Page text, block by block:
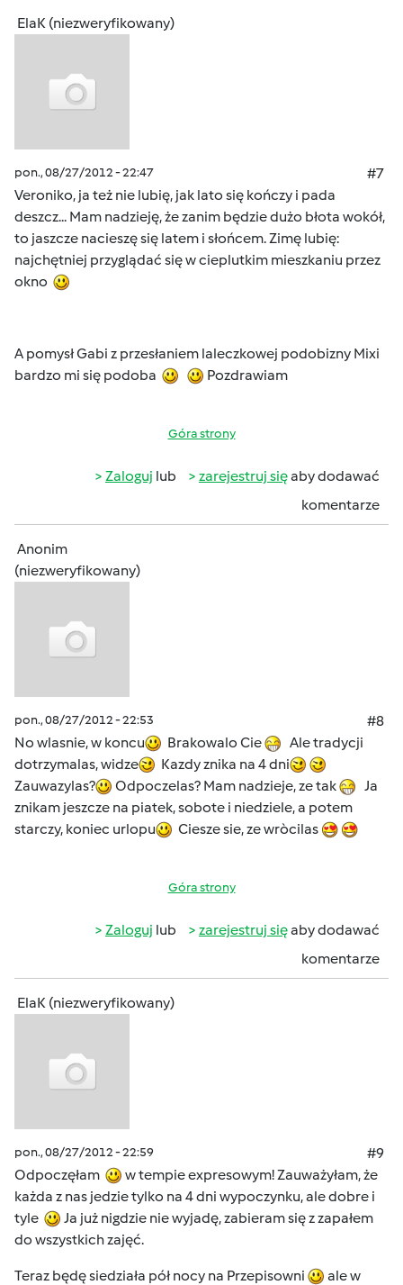
ElaK (niezweryfikowany)
pon., 08/27/2012 - 22:47
#7
Veroniko, ja też nie lubię, jak lato się kończy i pada
deszcz... Mam nadzieję, że zanim będzie dużo błota wokół,
to jaszcze nacieszę się latem i słońcem. Zimę lubię:
najchętniej przyglądać się w cieplutkim mieszkaniu przez
okno
A pomysł Gabi z przesłaniem laleczkowej podobizny Mixi
bardzo mi się podoba
Pozdrawiam
Góra strony
Zaloguj lub zarejestruj sięaby dodawać
komentarze
Anonim
(niezweryfikowany)
pon., 08/27/2012 - 22:53
#8
No wlasnie, w koncu
Brakowalo Cie
Ale tradycji
dotrzymalas, widze
Kazdy znika na 4 dni
Zauwazylas?
Odpoczelas? Mam nadzieje, ze tak
Ja
znikam jeszcze na piatek, sobote i niedziele, a potem
starczy, koniec urlopu
Ciesze sie, ze wròcilas
Góra strony
Zaloguj lub zarejestruj sięaby dodawać
komentarze
ElaK (niezweryfikowany)
pon., 08/27/2012 - 22:59
#9
Odpoczęłam
w tempie expresowym! Zauważyłam, że
każda z nas jedzie tylko na 4 dni wypoczynku, ale dobre i
tyle
Ja już nigdzie nie wyjadę, zabieram się z zapałem
do wszystkich zajęć.
Teraz będę siedziała pół nocy na Przepisowni
ale w